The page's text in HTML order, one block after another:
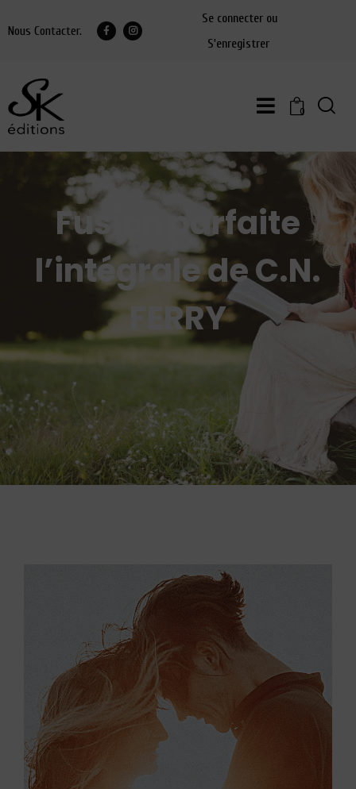
Nous Contacter.
Se connecter ou
S'enregistrer
0
Fusion parfaite
l’intégrale de C.N.
FERRY